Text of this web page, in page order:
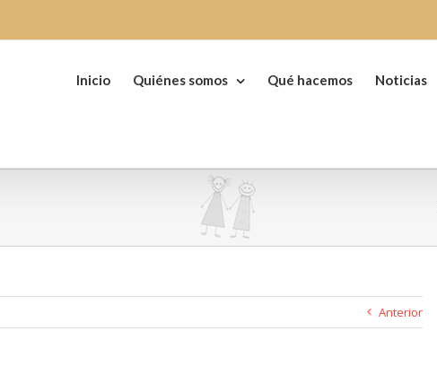
Inicio Quiénes somos Qué hacemos Noticias
Anterior